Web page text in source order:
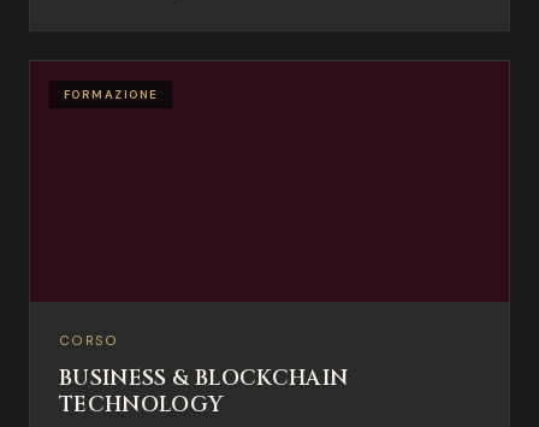
FORMAZIONE
CORSO
BUSINESS & BLOCKCHAIN
TECHNOLOGY